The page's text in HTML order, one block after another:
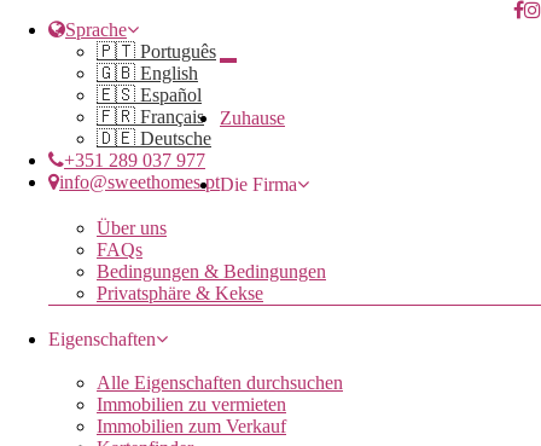
Sprache
🇵🇹 Português
🇬🇧 English
🇪🇸 Español
🇫🇷 Français
🇩🇪 Deutsche
+351 289 037 977
info@sweethomes.pt
Zuhause
Die Firma
Über uns
FAQs
Bedingungen & Bedingungen
Privatsphäre & Kekse
Eigenschaften
Alle Eigenschaften durchsuchen
Immobilien zu vermieten
Immobilien zum Verkauf